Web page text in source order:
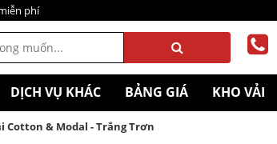
phí
DỊCH VỤ KHÁC BẢNG GIÁ KHO VẢI
Cotton & Modal - Trắng Trơn